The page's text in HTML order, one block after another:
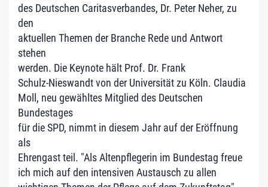
des Deutschen Caritasverbandes, Dr. Peter Neher, zu
den
aktuellen Themen der Branche Rede und Antwort
stehen
werden. Die Keynote hält Prof. Dr. Frank
Schulz-Nieswandt von der Universität zu Köln. Claudia
Moll, neu gewähltes Mitglied des Deutschen
Bundestages
für die SPD, nimmt in diesem Jahr auf der Eröffnung
als
Ehrengast teil. "Als Altenpflegerin im Bundestag freue
ich mich auf den intensiven Austausch zu allen